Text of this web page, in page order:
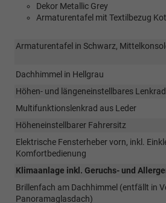
Dekor Metallic Grey
Armaturentafel mit Textilbezug
Armaturentafel in Schwarz,
Dachhimmel in Hellgrau
Höhen- und längeneinstellbares Lenkrad
Multifunktionslenkrad aus Leder
Höheneinstellbarer Fahrersitz
Elektrische Fensterheber vorn, inkl.
Komfortbedienung
Klimaanlage inkl. Geruchs- und
Brillenfach am Dachhimmel (entfällt in
Panoramaglasdach)